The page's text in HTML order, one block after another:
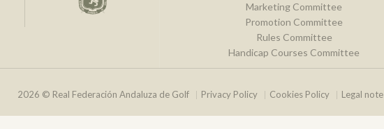
Marketing Committee
Promotion Committee
Rules Committee
Handicap Courses Committee
2026 © Real Federación Andaluza de Golf Privacy Policy Cookies Policy Legal note